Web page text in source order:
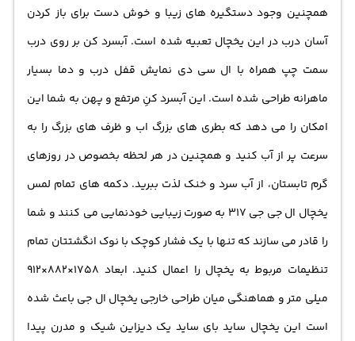
همچنین وجود دستگیره های زیبا و خوش دست برای باز کردن
آسان درب در این یخچال تعبیه شده است. آبسرد کن بر روی درب
سمت چپ همراه با ال سی دی نمایش قفل درب و دما بسیار
ماهرانه طراحی شده است. این آبسرد کنِ مرتفع و پهن به شما این
امکان را می دهد که بطری های بزرگ اب و ظرف های بزرگ را به
سرعت پر از آب کنید و همچنین در هر لحظه بخصوص در روزهای
گرم تابستان، از آب سرد و خنک لذت ببرید. دکمه های تمام لمس
یخچال ال جی جی 317 به صورت زیبایی خودنمایی می کنند و شما
را قادر می سازند که تنها با یک فشار کوچک با نوک انگشتتان تمام
تنظیمات مربوط به یخچال را اعمال کنید. ابعاد 1758×882×912
میلی متر و هماهنگی میان طراحی خارجی یخچال ال جی باعث شده
است این یخچال ساید بای ساید یک دیزاین شیک و مدرن پیدا